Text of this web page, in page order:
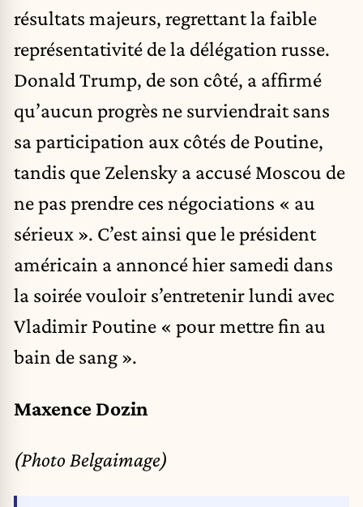
résultats majeurs, regrettant la faible
représentativité de la délégation russe.
Donald Trump, de son côté, a affirmé
qu’aucun progrès ne surviendrait sans
sa participation aux côtés de Poutine,
tandis que Zelensky a accusé Moscou de
ne pas prendre ces négociations « au
sérieux ». C’est ainsi que le président
américain a annoncé hier samedi dans
la soirée vouloir s’entretenir lundi avec
Vladimir Poutine « pour mettre fin au
bain de sang ».
Maxence Dozin
(Photo Belgaimage)